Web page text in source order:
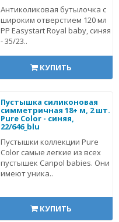
Антиколиковая бутылочка с
широким отверстием 120 мл
PP Easystart Royal baby, синяя
- 35/23..
КУПИТЬ
Пустышка силиконовая
симметричная 18+ м, 2 шт.
Pure Color - синяя,
22/646_blu
Пустышки коллекции Pure
Color самые легкие из всех
пустышек Canpol babies. Они
имеют уника..
КУПИТЬ